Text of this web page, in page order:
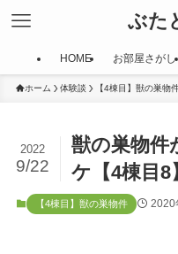
ぶた
HOME お部屋さがし
ホーム 体験談 【4棟目】獣の巣物
獣の巣物件
ケ【4棟目8
2022
9/22
【4棟目】獣の巣物件 2020